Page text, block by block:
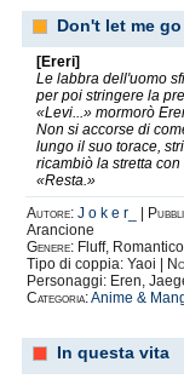
Don't let me go
[Ereri]
Le labbra dell'uomo
per poi stringere la
«Levi...» mormorò
Non si accorse di
lungo il suo torace,
ricambiò la stretta con
«Resta.»
Autore: J o k e r_
Arancione
Genere: Fluff, Romantico
Tipo di coppia: Yaoi |
Personaggi: Eren,
Categoria:Anime &
In questa vita